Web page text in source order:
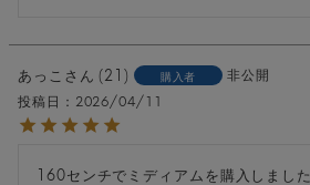
あっこ 21 購入者
非公開
投稿日
2026/04/11
160センチでミディアムを購入しました